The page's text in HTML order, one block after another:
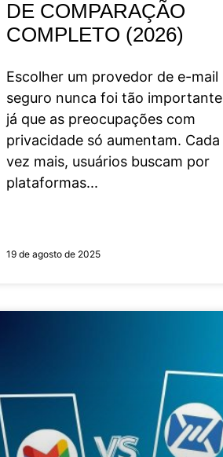
DE COMPARAÇÃO
COMPLETO (2026)
Escolher um provedor de e-mail
seguro nunca foi tão
já que as preocupações com
privacidade só aumentam. Cada
vez mais, usuários buscam por
plataformas
19 de agosto de 2025